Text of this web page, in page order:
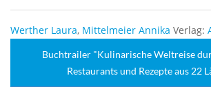
Werther Laura, Mittelmeier Annika Verlag:
Buchtrailer "Kulinarische Weltreise
Restaurants und Rezepte aus 22